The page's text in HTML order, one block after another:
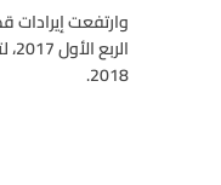
2018.